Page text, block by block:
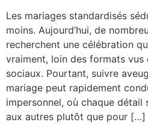
Les mariages standardisés
moins. Aujourd’hui, de
recherchent une célébration
vraiment, loin des formats vus
sociaux. Pourtant, suivre
mariage peut rapidement
impersonnel, où chaque
aux autres plutôt que pour […]